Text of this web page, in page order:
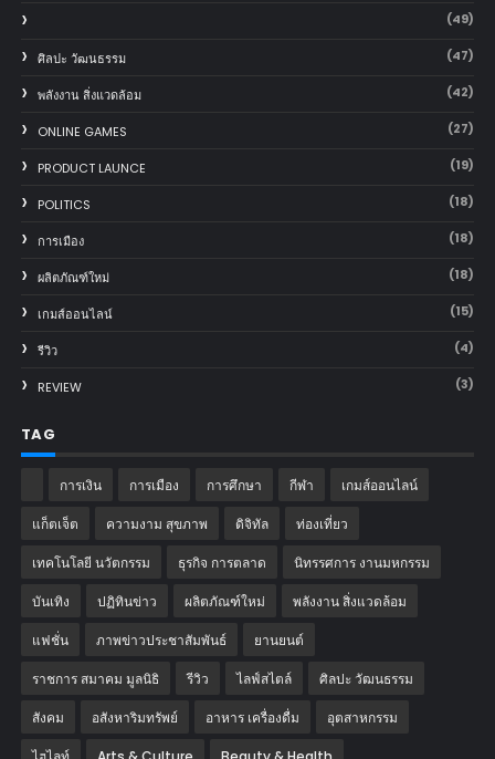
(49)
ศิลปะ วัฒนธรรม (47)
พลังงาน สิ่งแวดล้อม (42)
ONLINE GAMES (27)
PRODUCT LAUNCE (19)
POLITICS (18)
การเมือง (18)
ผลิตภัณฑ์ใหม่ (18)
เกมส์ออนไลน์ (15)
รีวิว (4)
REVIEW (3)
TAG
การเงิน การเมือง การศึกษา กีฬา เกมส์ออนไลน์
แก็ตเจ็ต ความงาม สุขภาพ ดิจิทัล ท่องเที่ยว
เทคโนโลยี นวัตกรรม ธุรกิจ การตลาด นิทรรศการ งานมหกรรม
บันเทิง ปฏิทินข่าว ผลิตภัณฑ์ใหม่ พลังงาน สิ่งแวดล้อม
แฟชั่น ภาพข่าวประชาสัมพันธ์ ‎ยานยนต์‎
ราชการ สมาคม มูลนิธิ รีวิว ไลฟ์สไตล์ ศิลปะ วัฒนธรรม
สังคม อสังหาริมทรัพย์ อาหาร เครื่องดื่ม อุตสาหกรรม